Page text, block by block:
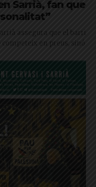
Sarrià, fan que
assegura que el barri
en preus, sinó